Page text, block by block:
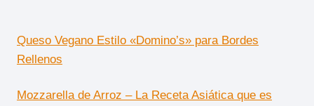
Queso Vegano Estilo «Domino’s» para Bordes
Rellenos
Mozzarella de Arroz – La Receta Asiática que es